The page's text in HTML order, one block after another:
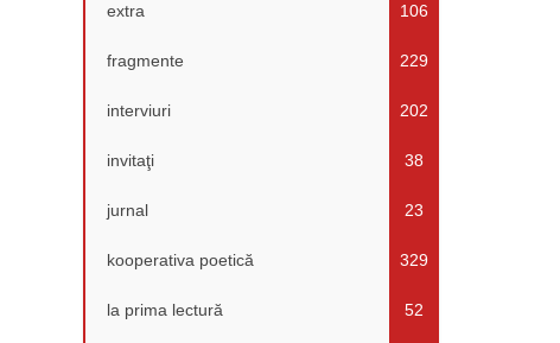
extra 106
fragmente 229
interviuri 202
invitaţi 38
jurnal 23
kooperativa poetică 329
la prima lectură 52